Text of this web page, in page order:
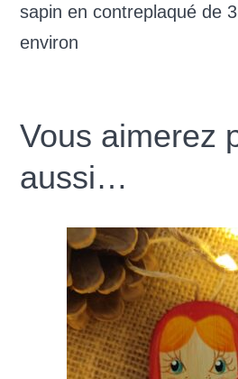
sapin en contreplaqué de
environ
Vous aimerez
aussi…